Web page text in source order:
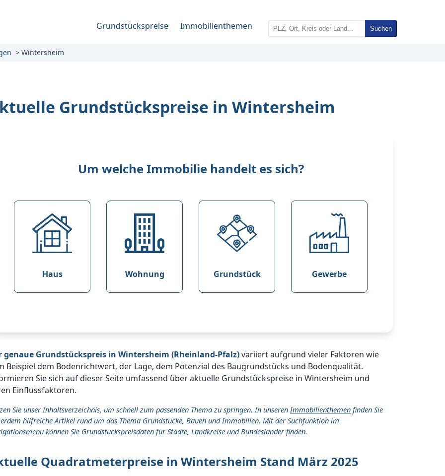
Grundstückspreise Immobilienthemen Suchen
Wintersheim
Grundstückspreise in Wintersheim
Um welche Immobilie handelt es sich?
Haus Wohnung Grundstück Gewerbe
genaue Grundstückspreis in Wintersheim (Rheinland-Pfalz)variiert aufgrund vieler Faktoren wie
Beispiel dem Bodenrichtwert, der Lage, dem Potenzial des Baugrundstücks und Bodenqualität.
Sie sich auf dieser Seite umfassend über aktuelle Grundstückspreise in Wintersheim und
Einflussfaktoren.
Sie unser Inhaltsverzeichnis, um schnell zum passenden Thema zu springen. In unserenImmobilienthemen finden Sie
hilfreiche Artikel rund um das Thema Grundstücke, Bauen und Immobilien. Mit der Suchfunktion im
können Sie Grundstückspreisdaten für Städte, Landkreise und Bundesländer finden.
Quadratmeterpreise in Wintersheim Stand März 2025